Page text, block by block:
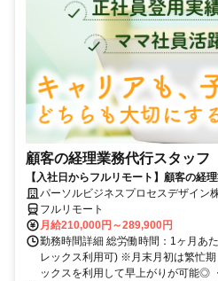
顧客の経理業務代行スタッフ
【入社日からフルリモート】顧客の経
パーソルビジネスプロセスデザイン
フルリモート
月給210,000円～289,900円
勤務時間詳細 総労働時間：1ヶ月あ
レックス利用可) ※月末月初は繁忙
ックスを利用して早上がりが可能◎